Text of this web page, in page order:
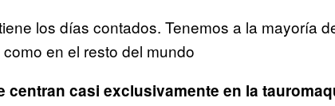
los días contados. Tenemos a la mayoría
en el resto del mundo
centran casi exclusivamente en la